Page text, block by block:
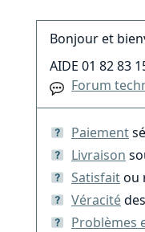
Bonjour et
AIDE 01 82 83
Forum
Paiement
Livraison
Satisfaitou
Véracité
Problèmes